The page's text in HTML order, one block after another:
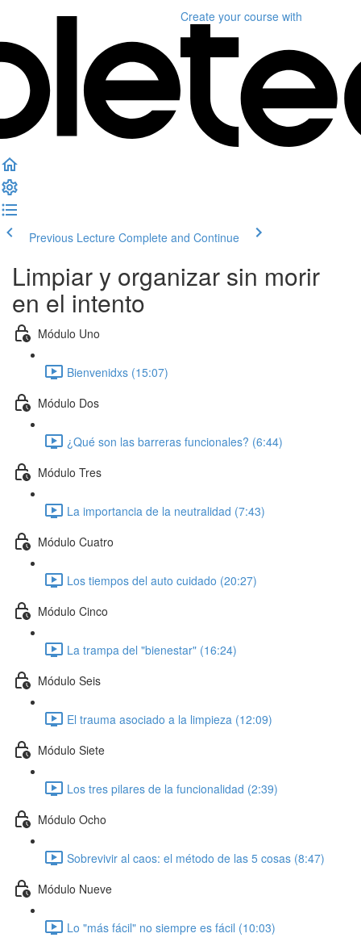
Create your course with
Previous Lecture Complete and Continue
Limpiar y organizar sin morir
en el intento
Módulo Uno
Bienvenidxs (15:07)
Módulo Dos
¿Qué son las barreras funcionales? (6:44)
Módulo Tres
La importancia de la neutralidad (7:43)
Módulo Cuatro
Los tiempos del auto cuidado (20:27)
Módulo Cinco
La trampa del "bienestar" (16:24)
Módulo Seis
El trauma asociado a la limpieza (12:09)
Módulo Siete
Los tres pilares de la funcionalidad (2:39)
Módulo Ocho
Sobrevivir al caos: el método de las 5 cosas (8:47)
Módulo Nueve
Lo "más fácil" no siempre es fácil (10:03)